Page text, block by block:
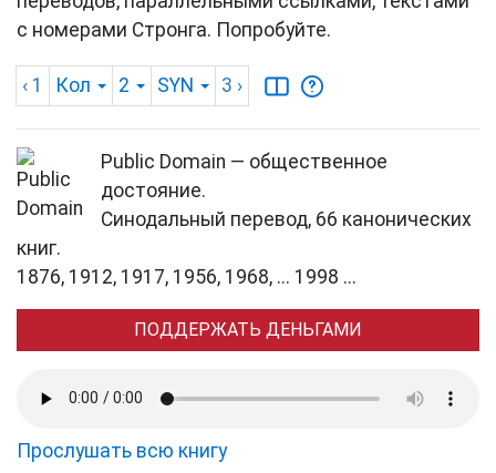
с номерами Стронга. Попробуйте.
‹ 1 Кол 2 SYN 3 ›
Public Domain — общественное
достояние.
Синодальный перевод, 66 канонических
книг.
1876, 1912, 1917, 1956, 1968, ... 1998 ...
ПОДДЕРЖАТЬ ДЕНЬГАМИ
Прослушать всю книгу